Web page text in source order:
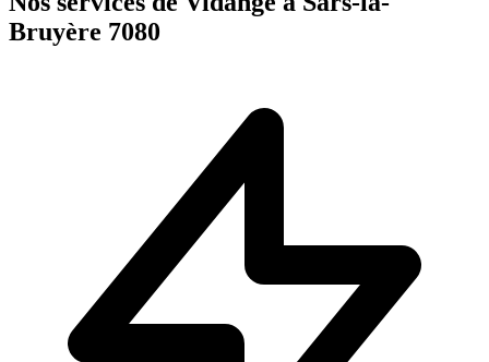
Bruyère 7080